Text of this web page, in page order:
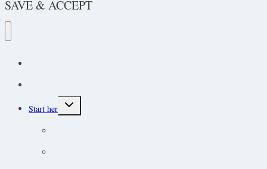
SAVE & ACCEPT
Start her
Toggle